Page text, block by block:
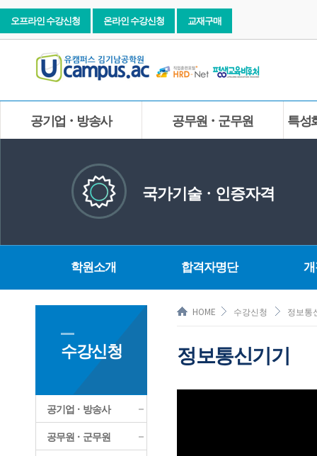
오프라인 수강신청 온라인 수강신청 교재구매
공기업ㆍ방송사 공무원ㆍ군무원 특성
국가기술ㆍ인증자격
학원소개 합격자명단
수강신청
공기업ㆍ방송사
공무원ㆍ군무원
HOME 수강신청 정보통
정보통신기기